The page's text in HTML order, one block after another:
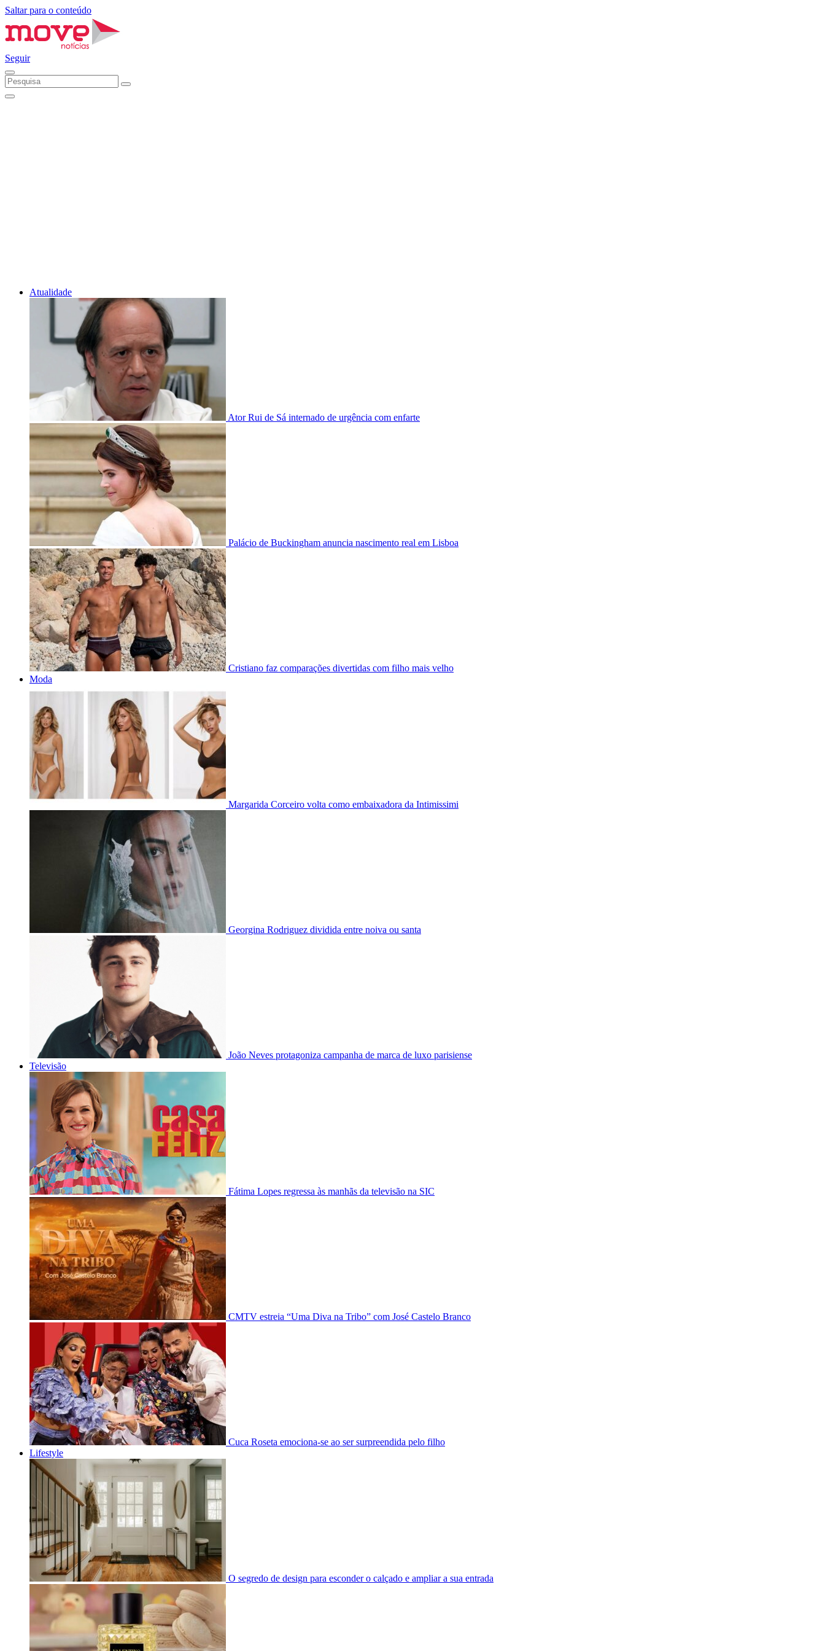
Saltar para o conteúdo
Seguir
Atualidade
Ator Rui de Sá internado de urgência com enfarte
Palácio de Buckingham anuncia nascimento real em Lisboa
Cristiano faz comparações divertidas com filho mais velho
Moda
Margarida Corceiro volta como embaixadora da Intimissimi
Georgina Rodriguez dividida entre noiva ou santa
João Neves protagoniza campanha de marca de luxo parisiense
Televisão
Fátima Lopes regressa às manhãs da televisão na SIC
CMTV estreia “Uma Diva na Tribo” com José Castelo Branco
Cuca Roseta emociona-se ao ser surpreendida pelo filho
Lifestyle
O segredo de design para esconder o calçado e ampliar a sua entrada